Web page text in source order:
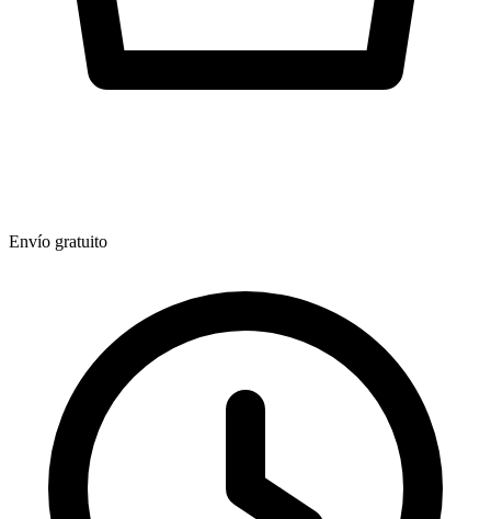
Envío gratuito